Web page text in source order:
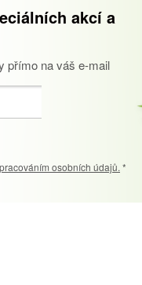
akcí a
přímo na váš e-mail
osobních údajů. *